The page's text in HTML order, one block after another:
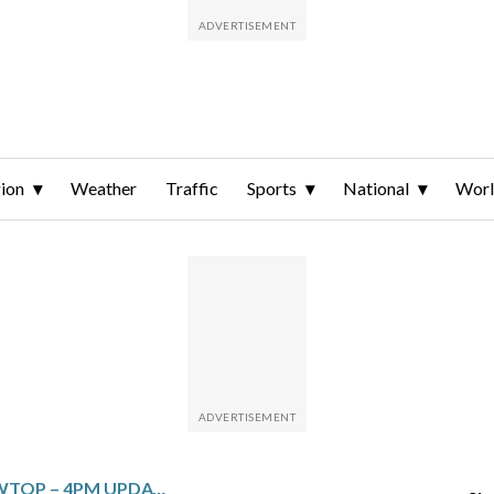
Weather Traffic Sports National
TOP NEWS FROM WTOP – 4PM UPDATE – MARCH 7, 2026